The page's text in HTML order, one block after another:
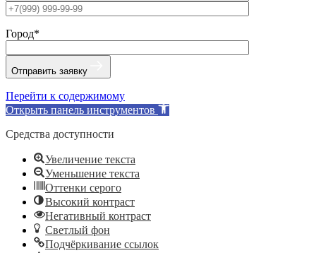
Город*
Отправить заявку
Перейти к содержимому
Открыть панель инструментов
Средства доступности
Увеличение текста
Уменьшение текста
Оттенки серого
Высокий контраст
Негативный контраст
Светлый фон
Подчёркивание ссылок